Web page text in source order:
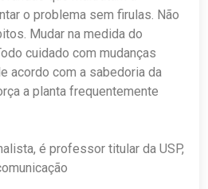
o problema sem firulas. Não
Mudar na medida do
cuidado com mudanças
acordo com a sabedoria da
a planta frequentemente
é professor titular da USP,